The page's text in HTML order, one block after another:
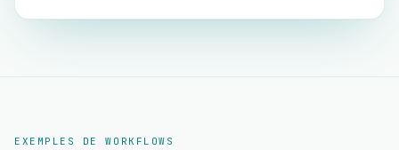
EXEMPLES DE WORKFLOWS